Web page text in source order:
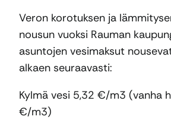
Veron korotuksen ja
nousun vuoksi Rauman
asuntojen vesimaksut
alkaen seuraavasti:
Kylmä vesi 5,32 €/m3 (vanha
€/m3)